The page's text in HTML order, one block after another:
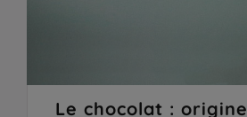
Le chocolat :